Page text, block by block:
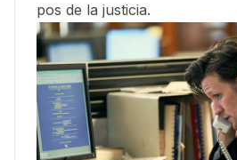
pos de la justicia.